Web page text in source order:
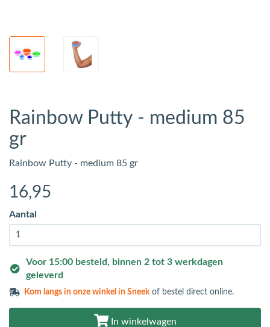
Rainbow Putty - medium 85
gr
Rainbow Putty - medium 85 gr
16,95
Aantal
Voor 15:00 besteld, binnen 2 tot 3 werkdagen
geleverd
Kom langs inonze winkel in Sneek of bestel direct online.
In winkelwagen